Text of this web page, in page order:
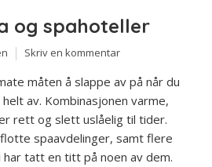
og spahoteller
Skriv en kommentar
måten å slappe av på når du
av. Kombinasjonen varme,
rett og slett uslåelig til tider.
spaavdelinger, samt flere
har tatt en titt på noen av dem.